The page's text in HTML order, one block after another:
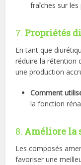
fraîches sur
7. Propriétés
En tant que
réduire la rétention
une production
Comment
la fonction
8. Améliore la
Les composés
favoriser une